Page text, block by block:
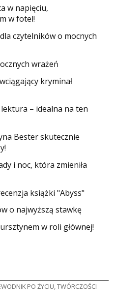
w napięciu,
w fotel!
czytelników o mocnych
wrażeń
kryminał
– idealna na ten
Bester skutecznie
i noc, która zmieniła
książki "Abyss"
o najwyższą stawkę
w roli głównej!
PO ŻYCIU, TWÓRCZOŚCI